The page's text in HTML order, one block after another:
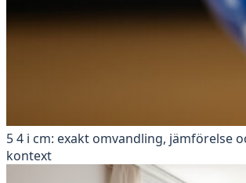
5 4 i cm: exakt omvandling, jämförelse
kontext